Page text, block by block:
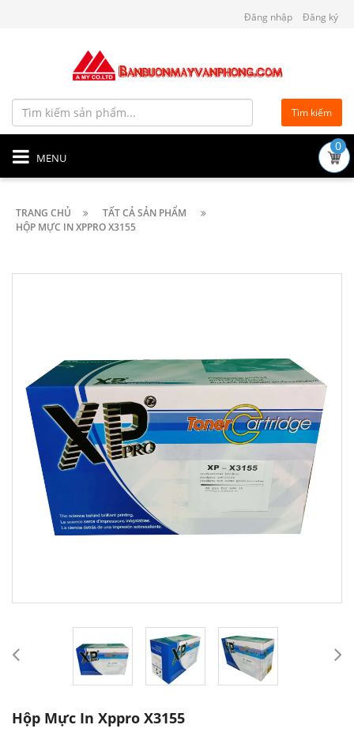
Đăng nhập Đăng ký
Tìm kiếm
MENU
0
TRANG CHỦ
TẤT CẢ SẢN PHẨM
HỘP MỰC IN XPPRO X3155
Hộp Mực In Xppro X3155